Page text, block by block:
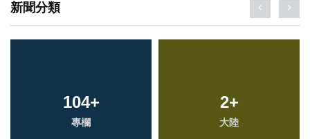
新聞分類
104+
專欄
2+
大陸